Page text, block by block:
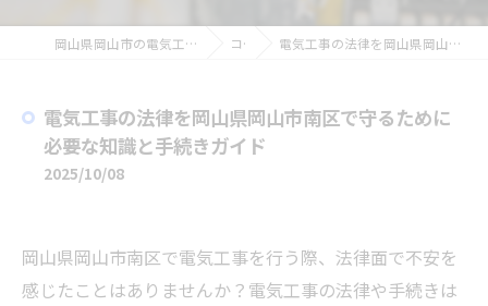
岡山県岡山市の電気工事の求人なら株式会社ジーシーデイ コラム 電気工事の法律を岡山県岡山市南区で守るために必要な知識と手続きガイド
電気工事の法律を岡山県岡山市南区で守るために
必要な知識と手続きガイド
2025/10/08
岡山県岡山市南区で電気工事を行う際、法律面で不安を
感じたことはありませんか？電気工事の法律や手続きは